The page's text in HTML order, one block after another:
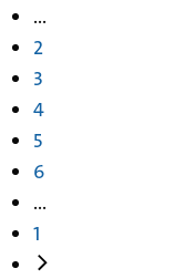
...
2
3
4
5
6
...
1